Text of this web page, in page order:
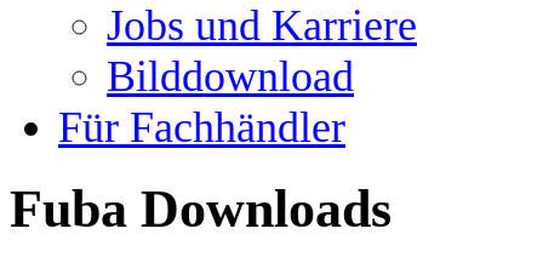
Jobs und Karriere
Bilddownload
Für Fachhändler
Fuba Downloads